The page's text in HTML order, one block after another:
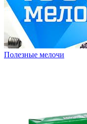
Полезные мелочи